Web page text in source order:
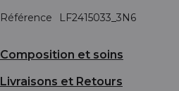
Référence
LF2415033_3N6
Composition et soins
Livraisons et Retours